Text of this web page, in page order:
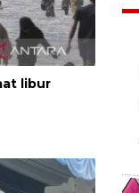
libur